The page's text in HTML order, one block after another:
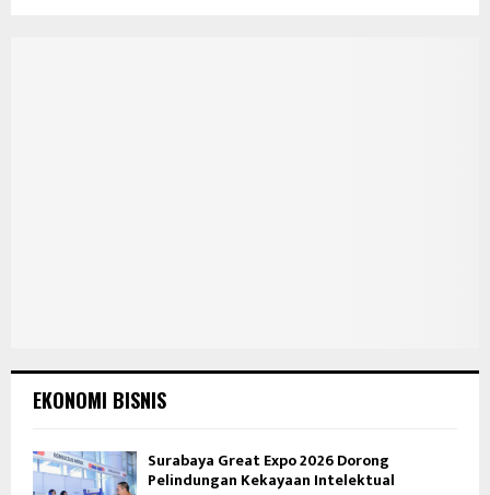
EKONOMI BISNIS
Surabaya Great Expo 2026 Dorong
Pelindungan Kekayaan Intelektual